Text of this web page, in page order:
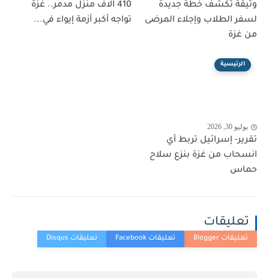
وثيقة تكشف خطة جديدة
لسفر الطلاب وإجلاء المرضى
من غزة
410 آلاف منزل مدمر.. غزة
تواجه أكبر أزمة إيواء في...
الرئيسية
يوليو 30, 2026
تقرير- إسرائيل تربط أي
انسحاب من غزة بنزع سلاح
حماس
تعليقات